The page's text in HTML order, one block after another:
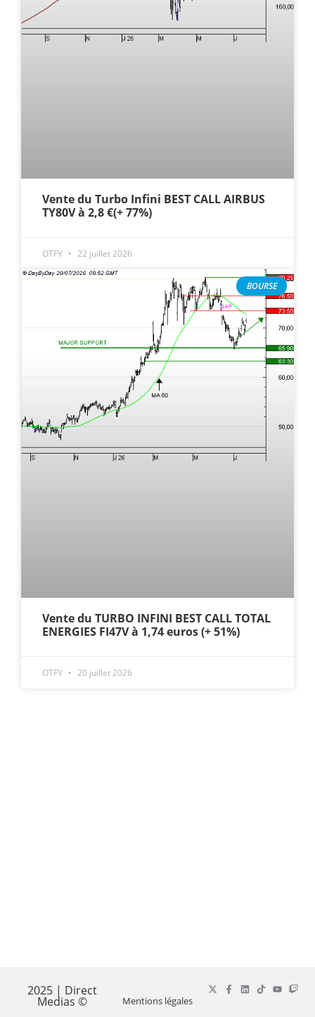
Vente du Turbo Infini BEST CALL AIRBUS
TY80V à 2,8 €(+ 77%)
OTFY 22 juillet 2026
BOURSE
Vente du TURBO INFINI BEST CALL TOTAL
ENERGIES FI47V à 1,74 euros (+ 51%)
OTFY 20 juillet 2026
2025 | Direct
Medias © Mentions légales